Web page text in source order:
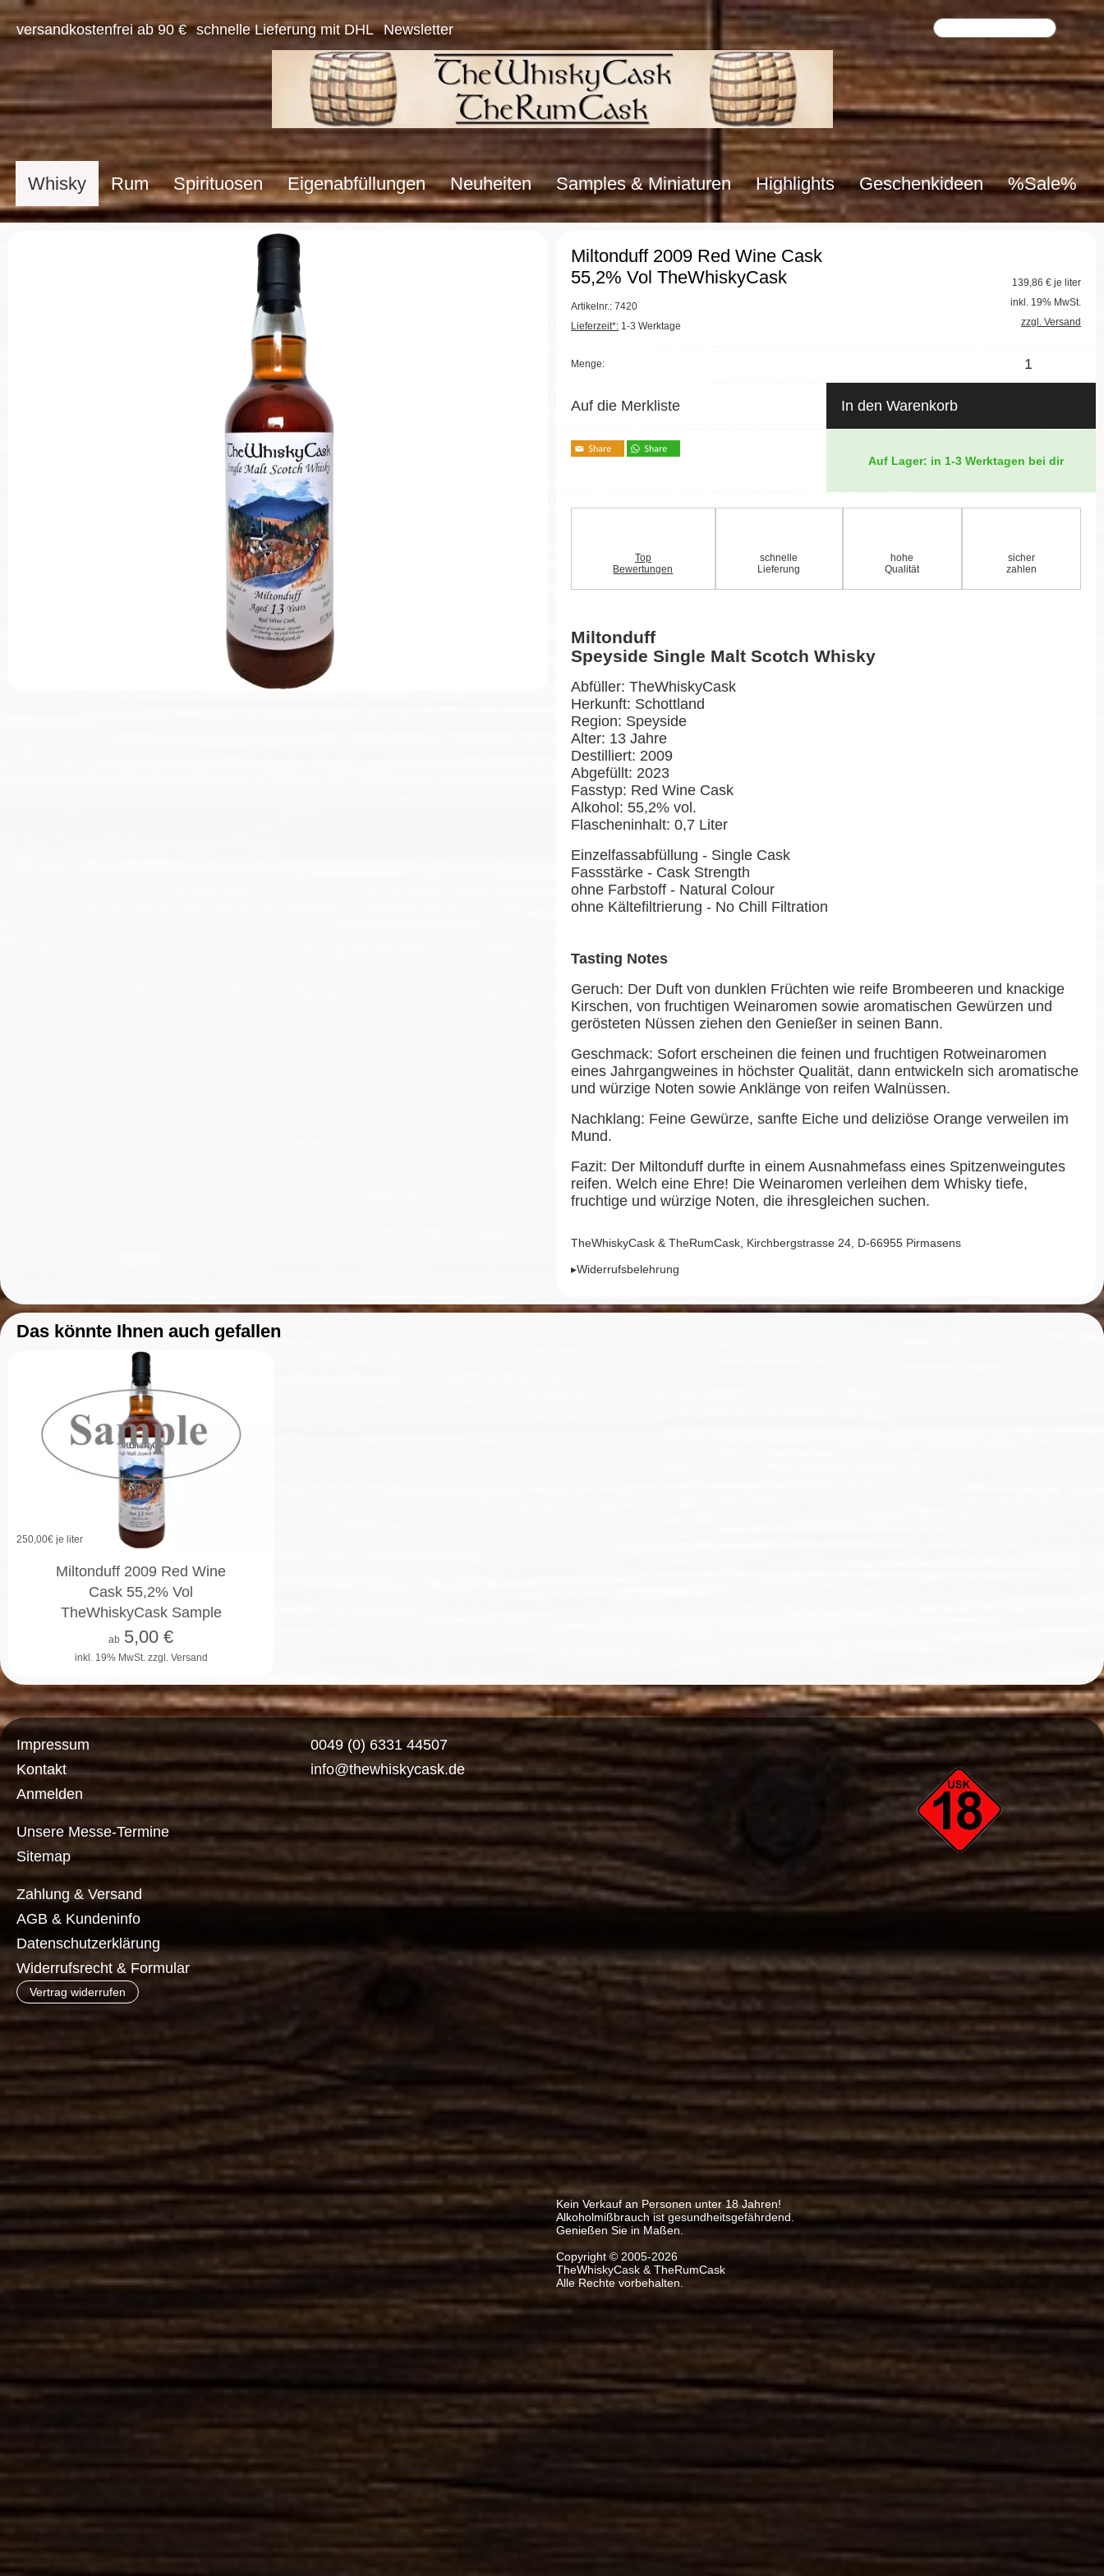
versandkostenfrei ab 90 € schnelle Lieferung mit DHL Newsletter
Whisky Rum Spirituosen Eigenabfüllungen Neuheiten Samples & Miniaturen Highlights Geschenkideen %Sale%
Miltonduff 2009 Red Wine Cask
55,2% Vol TheWhiskyCask
Artikelnr.: 7420
Lieferzeit*: 1-3 Werktage
139,86 € je liter
inkl. 19% MwSt.
zzgl. Versand
Menge:
Auf die Merkliste In den Warenkorb
Auf Lager: in 1-3 Werktagen bei dir
Top
Bewertungen
schnelle
Lieferung
hohe
Qualität
sicher
zahlen
Miltonduff
Speyside Single Malt Scotch Whisky
Abfüller: TheWhiskyCask
Herkunft: Schottland
Region: Speyside
Alter: 13 Jahre
Destilliert: 2009
Abgefüllt: 2023
Fasstyp: Red Wine Cask
Alkohol: 55,2% vol.
Flascheninhalt: 0,7 Liter
Einzelfassabfüllung - Single Cask
Fassstärke - Cask Strength
ohne Farbstoff - Natural Colour
ohne Kältefiltrierung - No Chill Filtration
Tasting Notes
Geruch: Der Duft von dunklen Früchten wie reife Brombeeren und knackige
Kirschen, von fruchtigen Weinaromen sowie aromatischen Gewürzen und
gerösteten Nüssen ziehen den Genießer in seinen Bann.
Geschmack: Sofort erscheinen die feinen und fruchtigen Rotweinaromen
eines Jahrgangweines in höchster Qualität, dann entwickeln sich aromatische
und würzige Noten sowie Anklänge von reifen Walnüssen.
Nachklang: Feine Gewürze, sanfte Eiche und deliziöse Orange verweilen im
Mund.
Fazit: Der Miltonduff durfte in einem Ausnahmefass eines Spitzenweingutes
reifen. Welch eine Ehre! Die Weinaromen verleihen dem Whisky tiefe,
fruchtige und würzige Noten, die ihresgleichen suchen.
TheWhiskyCask & TheRumCask, Kirchbergstrasse 24, D-66955 Pirmasens
▸Widerrufsbelehrung
Das könnte Ihnen auch gefallen
250,00€ je liter
Miltonduff 2009 Red Wine
Cask 55,2% Vol
TheWhiskyCask Sample
inkl. 19% MwSt. zzgl. Versand
ab 5,00 €
Impressum
Kontakt
Anmelden
Unsere Messe-Termine
Sitemap
Zahlung & Versand
AGB & Kundeninfo
Datenschutzerklärung
Widerrufsrecht & Formular
Vertrag widerrufen
0049 (0) 6331 44507
info@thewhiskycask.de
Kein Verkauf an Personen unter 18 Jahren!
Alkoholmißbrauch ist gesundheitsgefährdend.
Genießen Sie in Maßen.
Copyright © 2005-2026
TheWhiskyCask & TheRumCask
Alle Rechte vorbehalten.